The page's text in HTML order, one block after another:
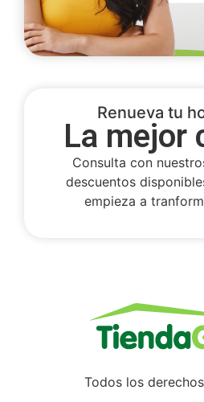
Renueva tu
La mejor
Consulta con
descuentos
empieza a
Todos los